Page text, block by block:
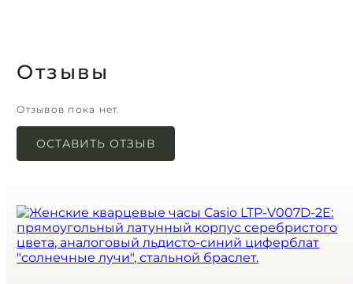
Отзывы
Отзывов пока нет.
ОСТАВИТЬ ОТЗЫВ
Имя*
Email*